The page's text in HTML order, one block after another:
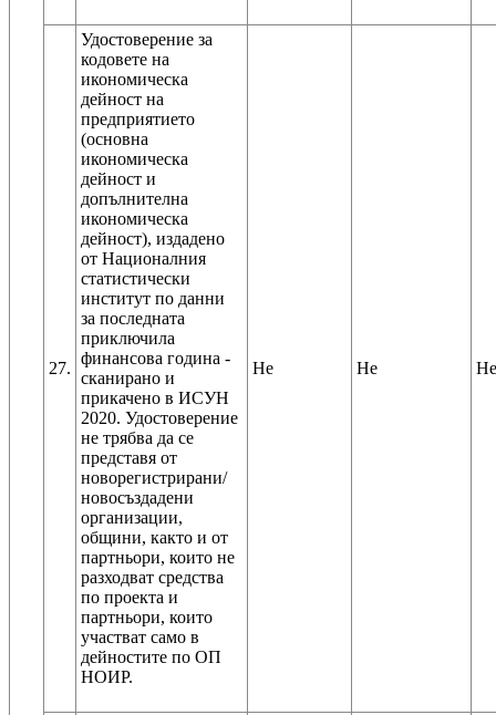
27.
Удостоверение за
кодовете на
икономическа
дейност на
предприятието
(основна
икономическа
дейност и
допълнителна
икономическа
дейност), издадено
от Националния
статистически
институт по данни
за последната
приключила
финансова година -
сканирано и
прикачено в ИСУН
2020. Удостоверение
не трябва да се
представя от
новорегистрирани/
новосъздадени
организации,
общини, както и от
партньори, които не
разходват средства
по проекта и
партньори, които
участват само в
дейностите по ОП
НОИР.
Не Не Не